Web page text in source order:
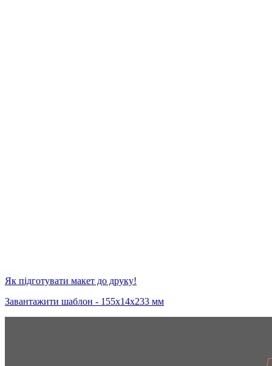
Як підготувати макет до друку!
Завантажити шаблон - 155х14х233 мм